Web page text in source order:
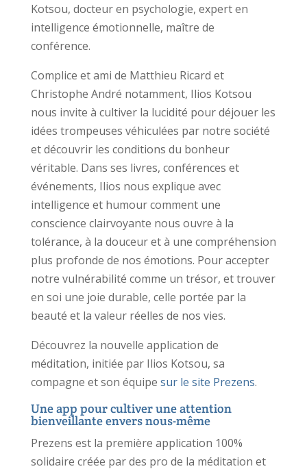
Kotsou, docteur en psychologie, expert en
intelligence émotionnelle, maître de
conférence.
Complice et ami de Matthieu Ricard et
Christophe André notamment, Ilios Kotsou
nous invite à cultiver la lucidité pour déjouer les
idées trompeuses véhiculées par notre société
et découvrir les conditions du bonheur
véritable. Dans ses livres, conférences et
événements, Ilios nous explique avec
intelligence et humour comment une
conscience clairvoyante nous ouvre à la
tolérance, à la douceur et à une compréhension
plus profonde de nos émotions. Pour accepter
notre vulnérabilité comme un trésor, et trouver
en soi une joie durable, celle portée par la
beauté et la valeur réelles de nos vies.
Découvrez la nouvelle application de
méditation, initiée par Ilios Kotsou, sa
compagne et son équipe sur le site Prezens.
Une app pour cultiver une attention
bienveillante envers nous-même
Prezens est la première application 100%
solidaire créée par des pro de la méditation et